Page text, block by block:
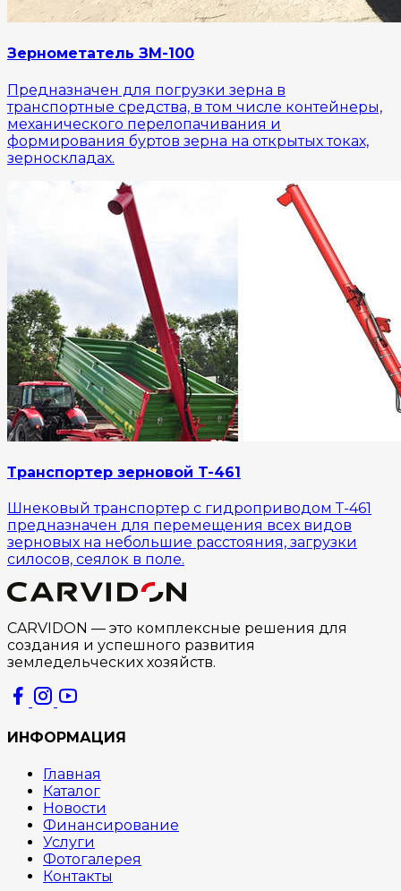
Зернометатель ЗМ-100
Предназначен для погрузки зерна в
транспортные средства, в том числе контейнеры,
механического перелопачивания и
формирования буртов зерна на открытых токах,
зерноскладах.
Транспортер зерновой T-461
Шнековый транспортер с гидроприводом Т-461
предназначен для перемещения всех видов
зерновых на небольшие расстояния, загрузки
силосов, сеялок в поле.
CARVIDON — это комплексные решения для
создания и успешного развития
земледельческих хозяйств.
ИНФОРМАЦИЯ
Главная
Каталог
Новости
Финансирование
Услуги
Фотогалерея
Контакты